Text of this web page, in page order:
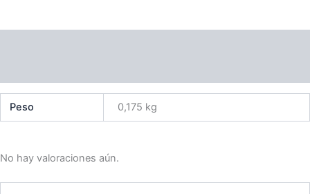
Peso 0,175 kg
No hay valoraciones aún.